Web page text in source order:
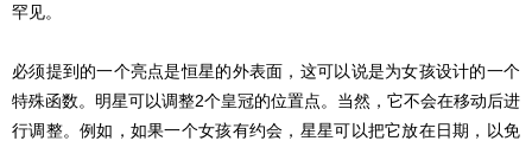
罕见。
必须提到的一个亮点是恒星的外表面，这可以说是为女孩设计的一个
特殊函数。明星可以调整2个皇冠的位置点。当然，它不会在移动后进
行调整。例如，如果一个女孩有约会，星星可以把它放在日期，以免